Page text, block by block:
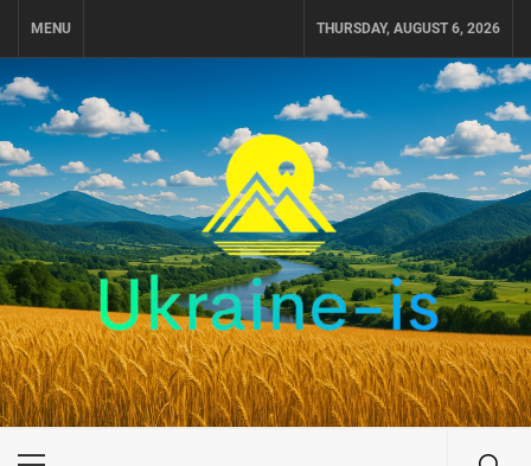
MENU THURSDAY, AUGUST 6, 2026
UKRAINE-IS
ПОДОРОЖI ПО УКРАЇНІ